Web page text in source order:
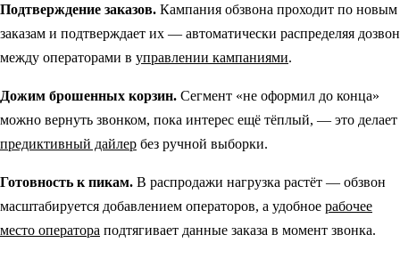
Подтверждение заказов. Кампания обзвона проходит по новым
заказам и подтверждает их — автоматически распределяя дозвон
между операторами в управлении кампаниями.
Дожим брошенных корзин. Сегмент «не оформил до конца»
можно вернуть звонком, пока интерес ещё тёплый, — это делает
предиктивный дайлер без ручной выборки.
Готовность к пикам. В распродажи нагрузка растёт — обзвон
масштабируется добавлением операторов, а удобное рабочее
место оператора подтягивает данные заказа в момент звонка.